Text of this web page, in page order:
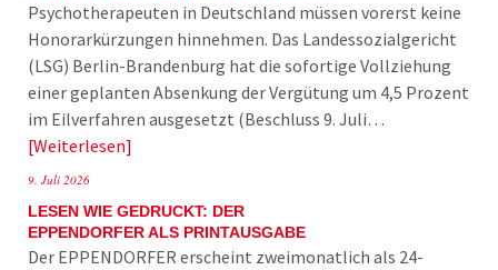
Psychotherapeuten in Deutschland müssen vorerst keine
Honorarkürzungen hinnehmen. Das Landessozialgericht
(LSG) Berlin-Brandenburg hat die sofortige Vollziehung
einer geplanten Absenkung der Vergütung um 4,5 Prozent
im Eilverfahren ausgesetzt (Beschluss 9. Juli…
Weiterlesen
9. Juli 2026
LESEN WIE GEDRUCKT: DER
EPPENDORFER ALS PRINTAUSGABE
Der EPPENDORFER erscheint zweimonatlich als 24-